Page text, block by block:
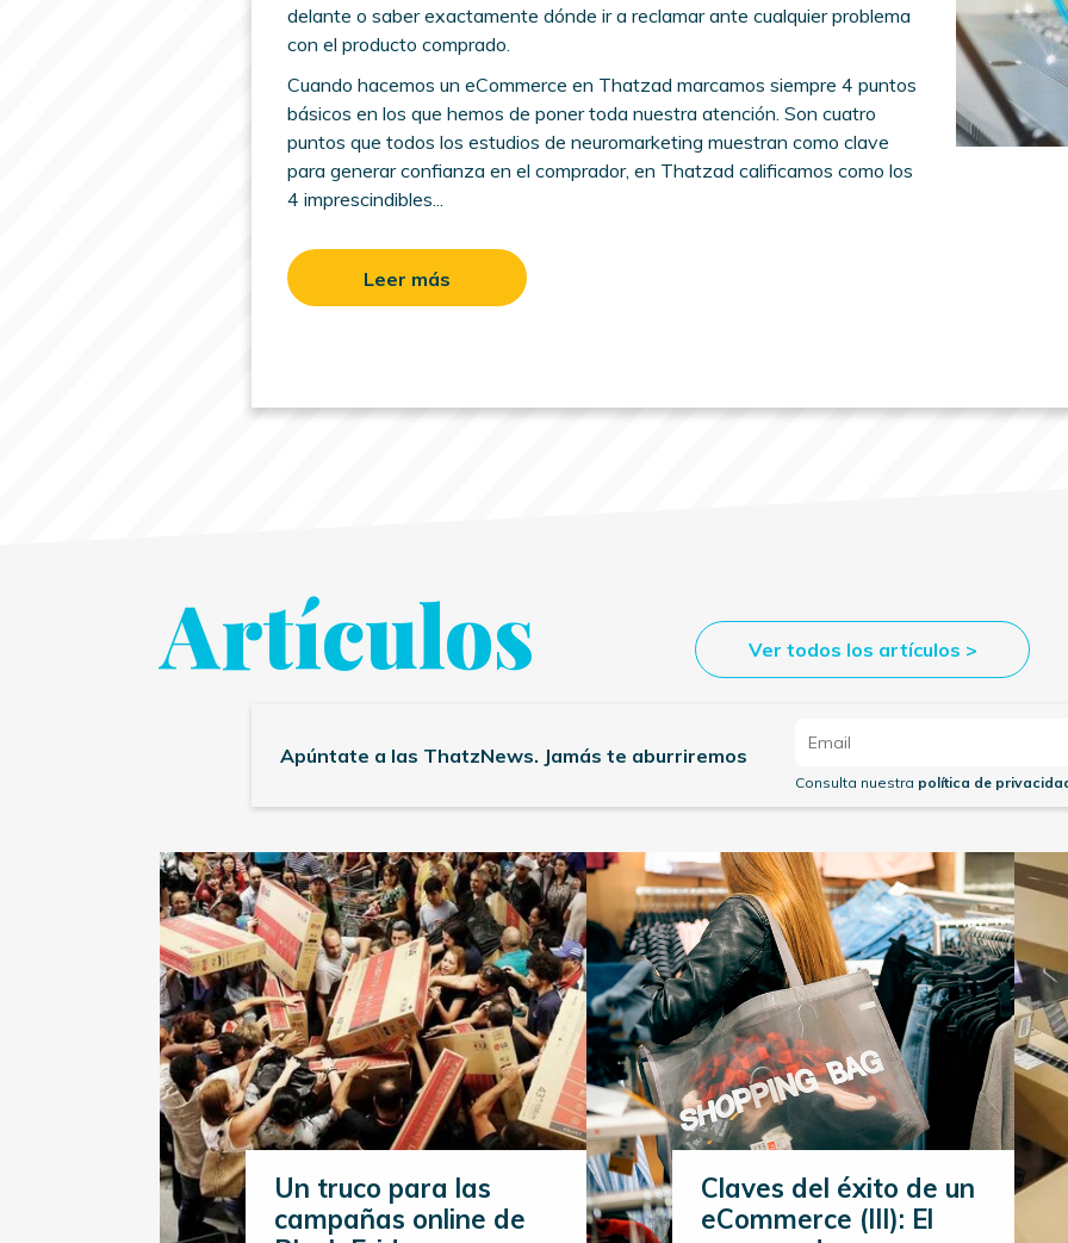
delante o saber exactamente dónde ir a reclamar ante cualquier problema
con el producto comprado.
Cuando hacemos un eCommerce en Thatzad marcamos siempre 4 puntos
básicos en los que hemos de poner toda nuestra atención. Son cuatro
puntos que todos los estudios de neuromarketing muestran como clave
para generar confianza en el comprador, en Thatzad calificamos como los
4 imprescindibles...
Leer más
Artículos Ver todos los artículos >
Apúntate a las ThatzNews. Jamás te aburriremos
Consulta nuestra política de
Un truco para las
campañas online de
Claves del éxito de un
eCommerce (III): El